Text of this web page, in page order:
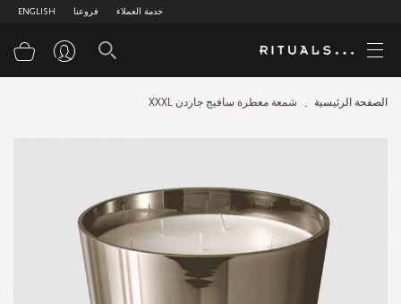
ENGLISH فروعنا خدمة العملاء
الصفحة الرئيسية شمعة معطرة سافيج جاردن XXXL